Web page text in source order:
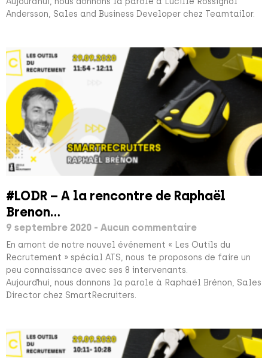
Andersson, Sales and Business Developer chez Teamtailor.
#LODR – A la rencontre de Raphaël
Brenon…
9 septembre 2020 Aucun commentaire
En amont de notre nouvel événement « Les Outils du
Recrutement » spécial ATS, nous te proposons de faire un
peu connaissance avec ses 8 intervenants.
Aujourd’hui, nous donnons la parole à Raphaël Brénon, Sales
Director chez SmartRecruiters.